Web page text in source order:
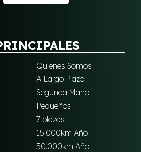
Quienes Somos
A Largo Plazo
Segunda Mano
Pequeños
7 plazas
15.000km Año
50.000km Año